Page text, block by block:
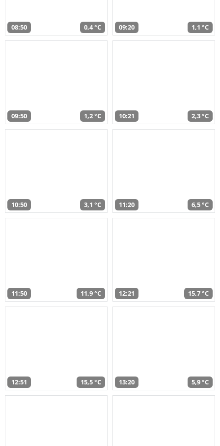
08:50 0,4 °C 09:20 1,1 °C
09:50 1,2 °C 10:21 2,3 °C
10:50 3,1 °C 11:20 6,5 °C
11:50 11,9 °C 12:21 15,7 °C
12:51 15,5 °C 13:20 5,9 °C